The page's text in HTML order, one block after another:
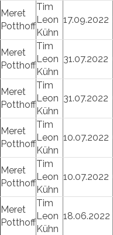
Meret
Potthoff
Tim
Leon
Kühn
17.09.2022
Meret
Potthoff
Tim
Leon
Kühn
31.07.2022
Meret
Potthoff
Tim
Leon
Kühn
31.07.2022
Meret
Potthoff
Tim
Leon
Kühn
10.07.2022
Meret
Potthoff
Tim
Leon
Kühn
10.07.2022
Meret
Potthoff
Tim
Leon
Kühn
18.06.2022